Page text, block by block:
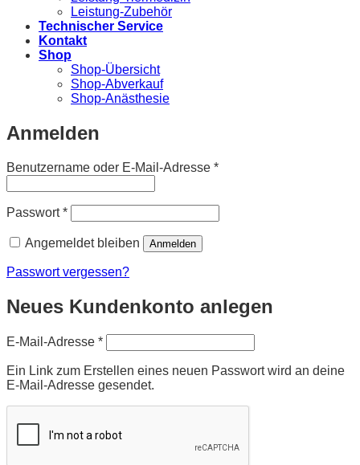
Leistung-Zubehör
Technischer Service
Kontakt
Shop
Shop-Übersicht
Shop-Abverkauf
Shop-Anästhesie
Anmelden
Benutzername oder E-Mail-Adresse *Erforderlich
Passwort*Erforderlich
Angemeldet bleiben Anmelden
Passwort vergessen?
Neues Kundenkonto anlegen
E-Mail-Adresse *Erforderlich
Ein Link zum Erstellen eines neuen Passwort wird an deine
E-Mail-Adresse gesendet.